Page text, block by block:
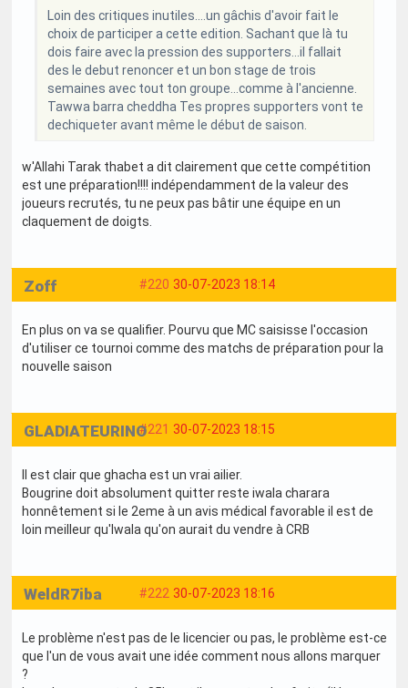
Loin des critiques inutiles....un gâchis d'avoir fait le
choix de participer a cette edition. Sachant que là tu
dois faire avec la pression des supporters...il fallait
des le debut renoncer et un bon stage de trois
semaines avec tout ton groupe...comme à l'ancienne.
Tawwa barra cheddha Tes propres supporters vont te
dechiqueter avant même le début de saison.
w'Allahi Tarak thabet a dit clairement que cette compétition
est une préparation!!!! indépendamment de la valeur des
joueurs recrutés, tu ne peux pas bâtir une équipe en un
claquement de doigts.
#220 30-07-2023 18:14
Zoff
En plus on va se qualifier. Pourvu que MC saisisse l'occasion
d'utiliser ce tournoi comme des matchs de préparation pour la
nouvelle saison
#221 30-07-2023 18:15
GLADIATEURINO
Il est clair que ghacha est un vrai ailier.
Bougrine doit absolument quitter reste iwala charara
honnêtement si le 2eme à un avis médical favorable il est de
loin meilleur qu'Iwala qu'on aurait du vendre à CRB
#222 30-07-2023 18:16
WeldR7iba
Le problème n'est pas de le licencier ou pas, le problème est-ce
que l'un de vous avait une idée comment nous allons marquer
?